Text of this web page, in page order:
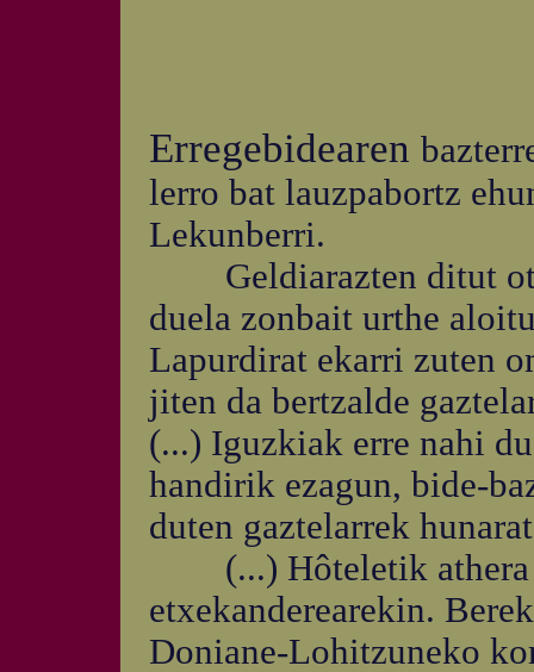
Erregebidearen
lerro bat lauzpabortz
Lekunberri.
Geldiarazten ditut
duela zonbait urthe
Lapurdirat ekarri zuten
jiten da bertzalde
(...) Iguzkiak erre nahi
handirik ezagun, bide-
duten gaztelarrek
(...) Hôteletik athera
etxekanderearekin.
Doniane-Lohitzuneko